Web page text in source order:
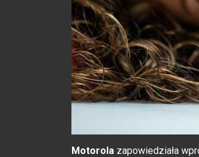
Motorola zapowiedziała